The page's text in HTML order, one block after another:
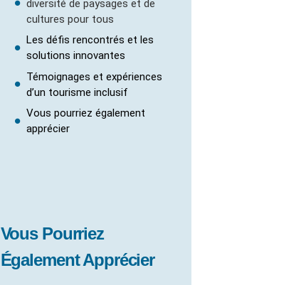
diversité de paysages et de
cultures pour tous
Les défis rencontrés et les
solutions innovantes
Témoignages et expériences
d’un tourisme inclusif
Vous pourriez également
apprécier
Vous Pourriez
Également Apprécier